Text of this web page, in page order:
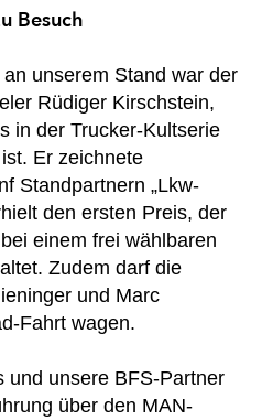
Besuch
unserem Stand war der
Rüdiger Kirschstein,
in der Trucker-Kultserie
Er zeichnete
Standpartnern „Lkw-
den ersten Preis, der
einem frei wählbaren
Zudem darf die
und Marc
Fahrt wagen.
und unsere BFS-Partner
über den MAN-